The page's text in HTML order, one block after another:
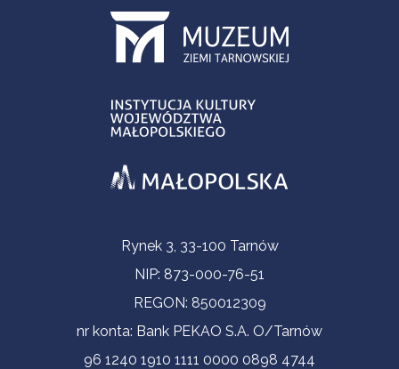
Informacje kontaktoweRynek 3, 33-100 Tarnów
NIP: 873-000-76-51
REGON: 850012309
nr konta: Bank PEKAO S.A. O/Tarnów
96 1240 1910 1111 0000 0898 4744